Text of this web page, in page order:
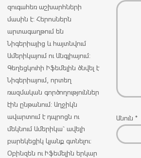
զուգահեռ աշխարհների
մասին է: Հերոսներն
արտագաղթում են
Նիգերիայից և հայտնվում
Ամերիկայում ու Անգլիայում:
Գեղեցկուհի Իֆեմելին ծնվել է
Նիգերիայում, որտեղ
ռազմական գործողություններ
էին ընթանում: Աղջիկն
ավարտում է դպրոցն ու
մեկնում Ամերիկա` ավելի
բարեկեցիկ կյանք գտնելու:
Օբինզեն ու Իֆեմելին երկար
Անուն *